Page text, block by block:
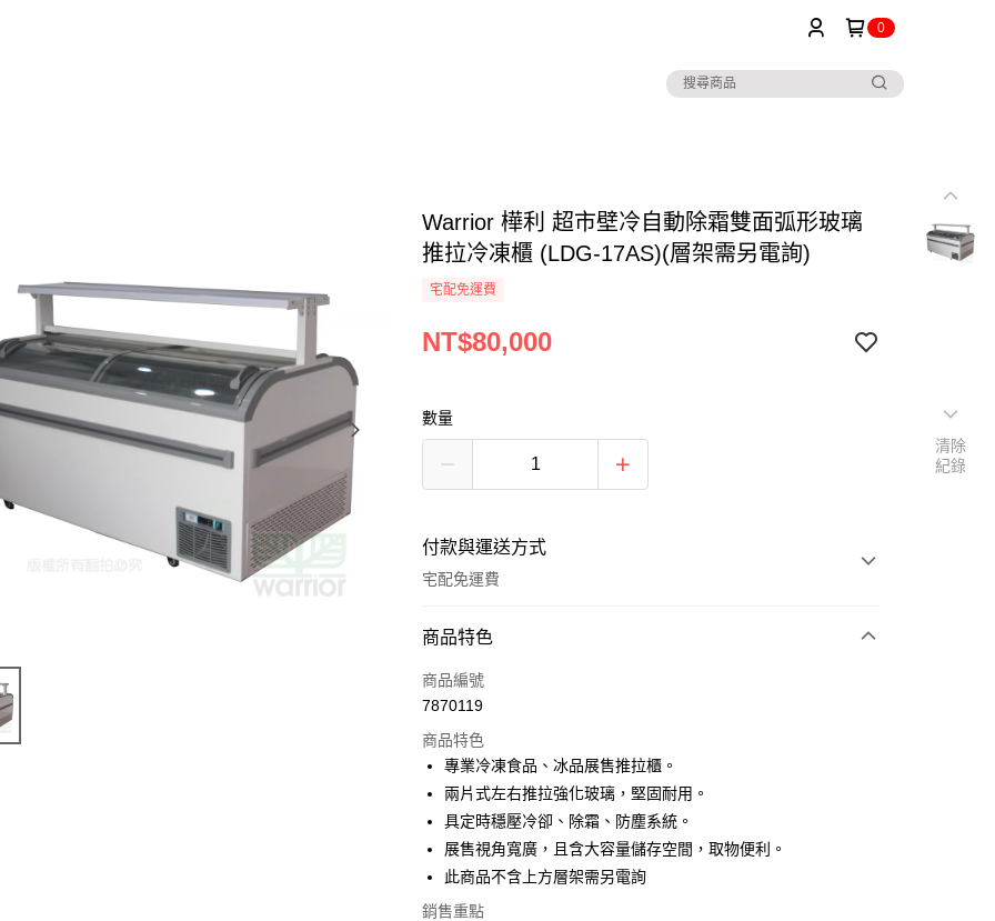
0
Warrior 樺利 超市壁冷自動除霜雙面弧形玻璃
推拉冷凍櫃 (LDG-17AS)(層架需另電詢)
宅配免運費
NT$80,000
數量
付款與運送方式
宅配免運費
付款方式
信用卡一次付款
Apple Pay
街口支付
悠遊付
AFTEE先享後付
相關說明
商品特色
商品編號
7870119
商品特色
專業冷凍食品、冰品展售推拉櫃。
兩片式左右推拉強化玻璃，堅固耐用。
具定時穩壓冷卻、除霜、防塵系統。
展售視角寬廣，且含大容量儲存空間，取物便利。
此商品不含上方層架需另電詢
銷售重點
清除
紀錄